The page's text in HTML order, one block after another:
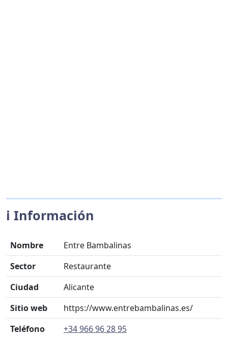
ℹ️ Información
Nombre
Entre Bambalinas
Sector
Restaurante
Ciudad
Alicante
Sitio web
https://www.entrebambalinas.es/
Teléfono
+34 966 96 28 95